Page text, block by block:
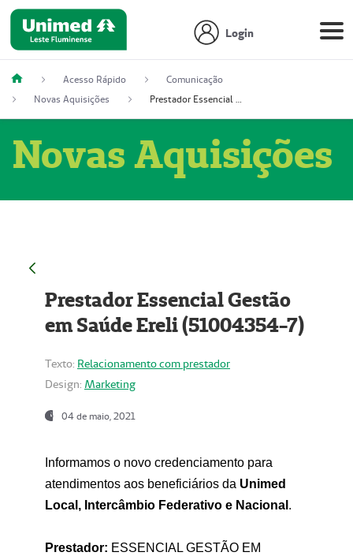
Login
Acesso Rápido
Comunicação
Novas Aquisições
Prestador Essencial Gestão em Saúde Ereli (51004354-7)
Novas Aquisições
Prestador Essencial Gestão
em Saúde Ereli (51004354-7)
Texto: Relacionamento com prestador
Design: Marketing
04 de maio, 2021
Informamos o novo credenciamento para
atendimentos aos beneficiários da Unimed
Local, Intercâmbio Federativo e Nacional .
Prestador: ESSENCIAL GESTÃO EM